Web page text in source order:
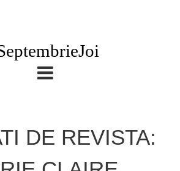
DE REVISTA: